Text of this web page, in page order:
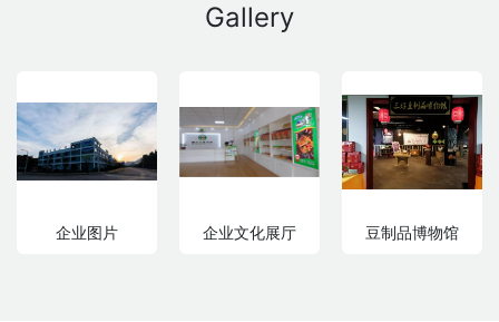
Gallery
企业图片 企业文化展厅 豆制品博物馆